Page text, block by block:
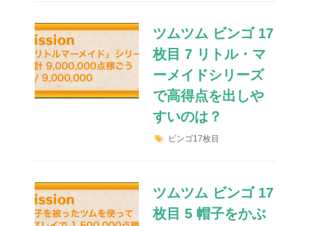
ツムツム ビンゴ 17
枚目 7 リトル・マ
ーメイドシリーズ
で高得点を出しや
すいのは？
ビンゴ17枚目
ツムツム ビンゴ 17
枚目 5 帽子をかぶ